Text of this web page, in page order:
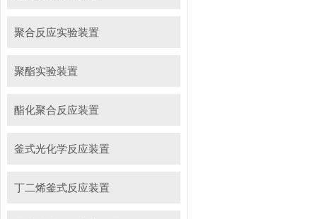
聚合反应实验装置
聚酯实验装置
酯化聚合反应装置
釜式光化学反应装置
丁二烯釜式反应装置